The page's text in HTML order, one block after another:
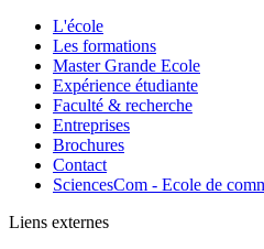
L'école
Les formations
Master Grande Ecole
Expérience étudiante
Faculté & recherche
Entreprises
Brochures
Contact
SciencesCom - Ecole de
Liens externes